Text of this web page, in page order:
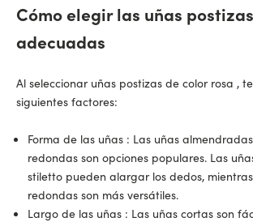
Cómo elegir las uñas
adecuadas
Al seleccionar uñas postizas de color rosa ,
siguientes factores:
Forma de las uñas : Las uñas
redondas son opciones populares. Las
stiletto pueden alargar los dedos,
redondas son más versátiles.
Largo de las uñas : Las uñas cortas son